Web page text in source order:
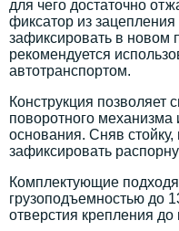
для чего достаточно
фиксатор из
зафиксировать в новом
рекомендуется
автотранспортом.
Конструкция позволяет
поворотного механизма
основания. Сняв стойку,
зафиксировать
Комплектующие
грузоподъемностью до
отверстия крепления